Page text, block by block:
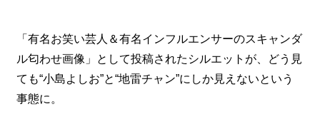
「有名お笑い芸人＆有名インフルエンサーのスキャンダ
ル匂わせ画像」として投稿されたシルエットが、どう見
ても“小島よしお”と“地雷チャン”にしか見えないという
事態に。